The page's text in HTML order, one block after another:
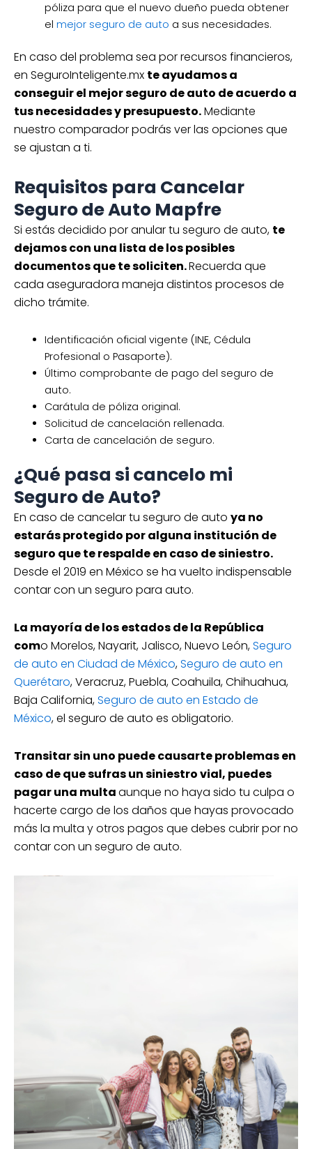
póliza para que el nuevo dueño pueda obtener
el mejor seguro de auto a sus necesidades.
En caso del problema sea por recursos financieros,
en SeguroInteligente.mx te ayudamos a
conseguir el mejor seguro de auto de acuerdo a
tus necesidades y presupuesto.Mediante
nuestro comparador podrás ver las opciones que
se ajustan a ti.
Requisitos para Cancelar
Seguro de Auto Mapfre
Si estás decidido por anular tu seguro de auto, te
dejamos con una lista de los posibles
documentos que te soliciten.Recuerda que
cada aseguradora maneja distintos procesos de
dicho trámite.
Identificación oficial vigente (INE, Cédula
Profesional o Pasaporte).
Último comprobante de pago del seguro de
auto.
Carátula de póliza original.
Solicitud de cancelación rellenada.
Carta de cancelación de seguro.
¿Qué pasa si cancelo mi
Seguro de Auto?
En caso de cancelar tu seguro de auto ya no
estarás protegido por alguna institución de
seguro que te respalde en caso de siniestro.
Desde el 2019 en México se ha vuelto indispensable
contar con un seguro para auto.
La mayoría de los estados de la República
como Morelos, Nayarit, Jalisco, Nuevo León,Seguro
de auto en Ciudad de México,Seguro de auto en
Querétaro, Veracruz, Puebla, Coahuila, Chihuahua,
Baja California,Seguro de auto en Estado de
México, el seguro de auto es obligatorio.
Transitar sin uno puede causarte problemas en
caso de que sufras un siniestro vial, puedes
pagar una multaaunque no haya sido tu culpa o
hacerte cargo de los daños que hayas provocado
más la multa y otros pagos que debes cubrir por no
contar con un seguro de auto.